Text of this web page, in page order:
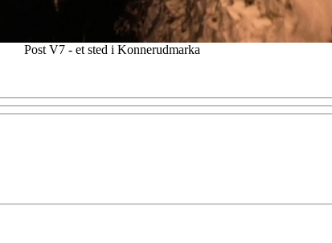
Post V7 - et sted i Konnerudmarka